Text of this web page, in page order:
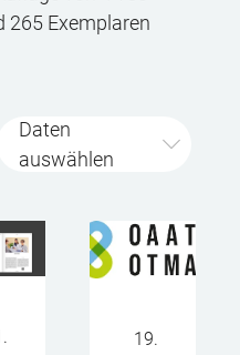
265 Exemplaren
Daten
auswählen
19.